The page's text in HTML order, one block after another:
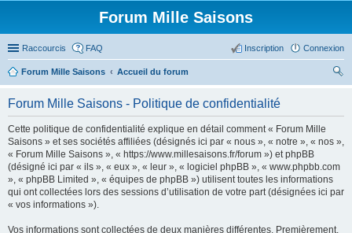
Forum Mille Saisons
Raccourcis FAQ Connexion
Inscription
Forum Mille Saisons
Accueil du forum
er
Forum Mille Saisons - Politique de confidentialité
Cette politique de confidentialité explique en détail comment « Forum Mille
Saisons » et ses sociétés affiliées (désignés ici par « nous », « notre », « nos »,
« Forum Mille Saisons », « https://www.millesaisons.fr/forum ») et phpBB
(désigné ici par « ils », « eux », « leur », « logiciel phpBB », « www.phpbb.com
», « phpBB Limited », « équipes de phpBB ») utilisent toutes les informations
qui ont collectées lors des sessions d’utilisation de votre part (désignées ici par
« vos informations »).
Vos informations sont collectées de deux manières différentes. Premièrement,